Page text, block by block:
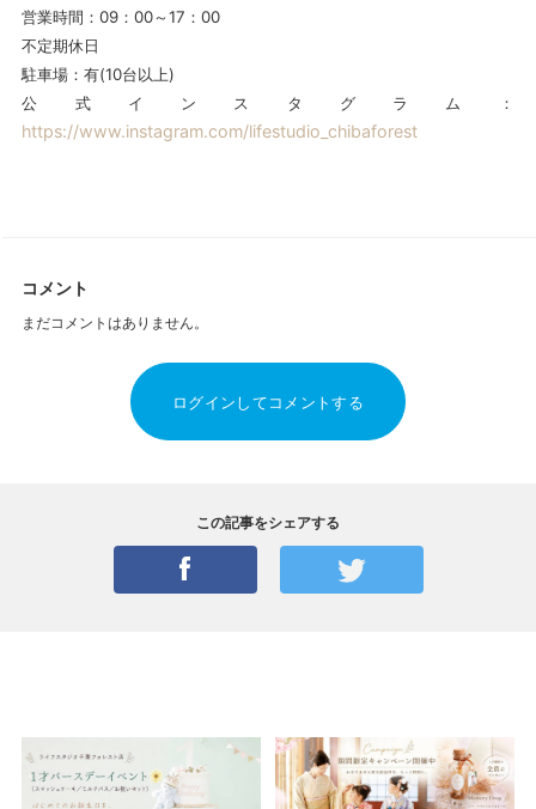
営業時間：09：00～17：00
不定期休日
駐車場：有(10台以上)
公式インスタグラム：
https://www.instagram.com/lifestudio_chibaforest
コメント
まだコメントはありません。
ログインしてコメントする
この記事をシェアする